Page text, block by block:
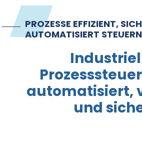
Kontakt
Impressum
PROZESSE EFFIZIENT,
AUTOMATISIERT STEUERN
automatisiert,
und